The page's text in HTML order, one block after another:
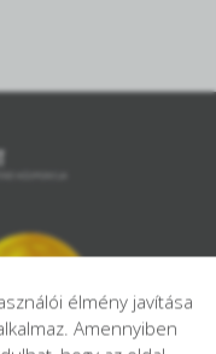
élmény javítása
Amennyiben